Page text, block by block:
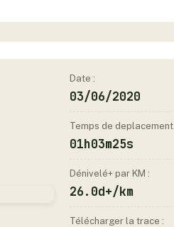
Date :
03/06/2020
Temps de deplacement
01h03m25s
Dénivelé+ par KM :
26.0d+/km
Télécharger la trace :